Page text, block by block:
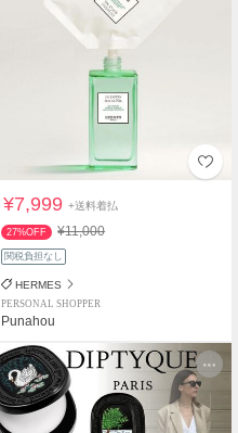
¥7,999+送料着払
27%OFF ¥11,000
関税負担なし
HERMES
PERSONAL SHOPPER
Punahou